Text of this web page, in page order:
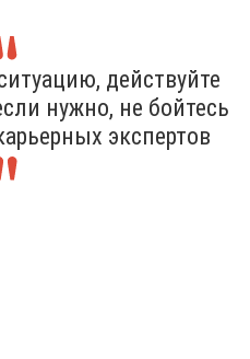
действуйте
нужно, не бойтесь
экспертов